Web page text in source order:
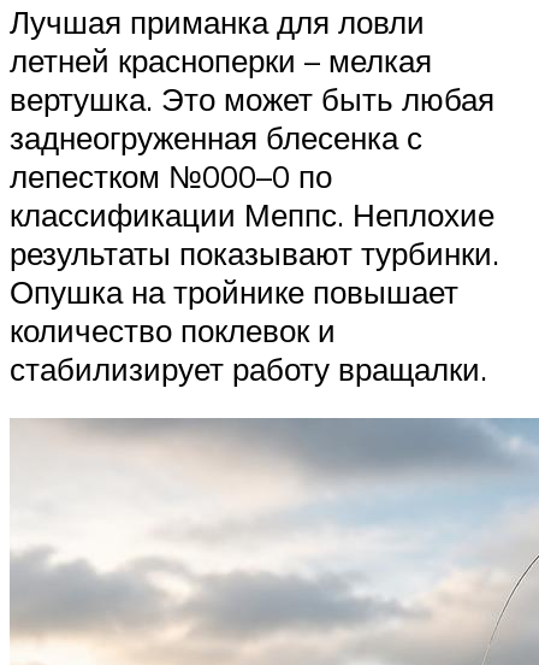
Лучшая приманка для ловли
летней красноперки – мелкая
вертушка. Это может быть любая
заднеогруженная блесенка с
лепестком №000–0 по
классификации Меппс. Неплохие
результаты показывают турбинки.
Опушка на тройнике повышает
количество поклевок и
стабилизирует работу вращалки.